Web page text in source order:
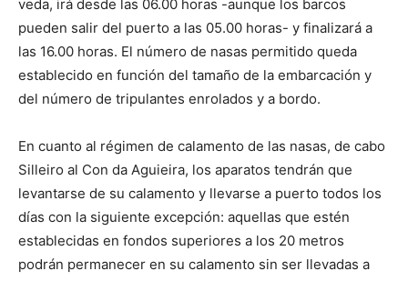
veda, irá desde las 06.00 horas -aunque los barcos
pueden salir del puerto a las 05.00 horas- y finalizará a
las 16.00 horas. El número de nasas permitido queda
establecido en función del tamaño de la embarcación y
del número de tripulantes enrolados y a bordo.
En cuanto al régimen de calamento de las nasas, de cabo
Silleiro al Con da Aguieira, los aparatos tendrán que
levantarse de su calamento y llevarse a puerto todos los
días con la siguiente excepción: aquellas que estén
establecidas en fondos superiores a los 20 metros
podrán permanecer en su calamento sin ser llevadas a